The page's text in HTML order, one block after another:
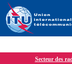
Secteur des